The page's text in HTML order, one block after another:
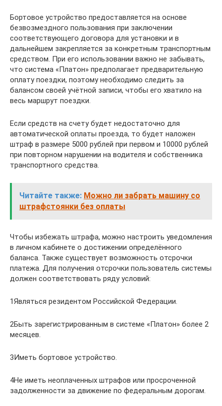
Бортовое устройство предоставляется на основе
безвозмездного пользования при заключении
соответствующего договора для установки и в
дальнейшем закрепляется за конкретным транспортным
средством. При его использовании важно не забывать,
что система «Платон» предполагает предварительную
оплату поездки, поэтому необходимо следить за
балансом своей учётной записи, чтобы его хватило на
весь маршрут поездки.
Если средств на счету будет недостаточно для
автоматической оплаты проезда, то будет наложен
штраф в размере 5000 рублей при первом и 10000 рублей
при повторном нарушении на водителя и собственника
транспортного средства.
Читайте также: Можно ли забрать машину со
штрафстоянки без оплаты
Чтобы избежать штрафа, можно настроить уведомления
в личном кабинете о достижении определённого
баланса. Также существует возможность отсрочки
платежа. Для получения отсрочки пользователь системы
должен соответствовать ряду условий:
1Являться резидентом Российской Федерации.
2Быть зарегистрированным в системе «Платон» более 2
месяцев.
3Иметь бортовое устройство.
4Не иметь неоплаченных штрафов или просроченной
задолженности за движение по федеральным дорогам.